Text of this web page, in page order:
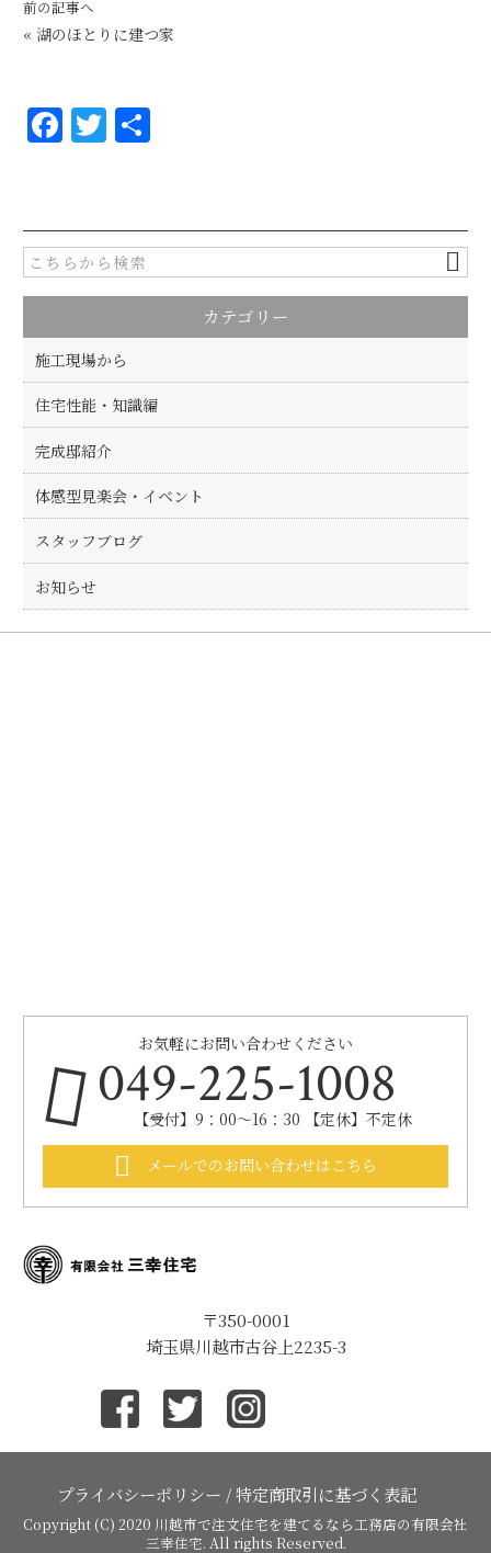
前の記事へ
« 湖のほとりに建つ家
F
a
e
b
o
o
k
T
w
te
r
カテゴリー
施工現場から
住宅性能・知識編
完成邸紹介
体感型見楽会・イベント
スタッフブログ
お知らせ
お気軽にお問い合わせください
049-225-1008
【受付】9：00～16：30 【定休】不定休
メールでのお問い合わせはこちら
〒350-0001
埼玉県川越市古谷上2235-3
プライバシーポリシー /特定商取引に基づく表記
Copyright (C) 2020 川越市で注文住宅を建てるなら工務店の有限会社
三幸住宅. All rights Reserved.